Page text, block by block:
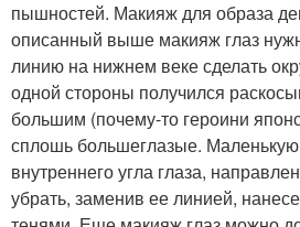
пышностей. Макияж для образа
описанный выше макияж глаз
линию на нижнем веке сделать
одной стороны получился
большим (почему-то героини
сплошь большеглазые.
внутреннего угла глаза,
убрать, заменив ее линией,